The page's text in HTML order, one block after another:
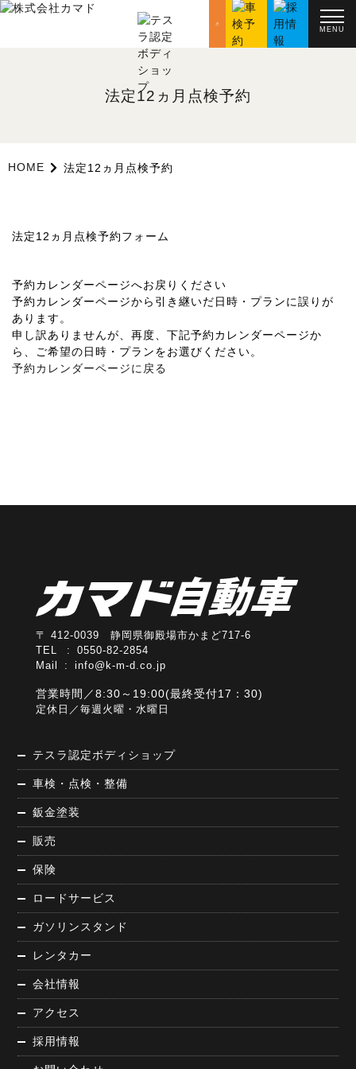
MENU
法定12ヵ月点検予約
HOME 法定12ヵ月点検予約
法定12ヵ月点検予約フォーム
予約カレンダーページへお戻りください
予約カレンダーページから引き継いだ日時・プランに誤りが
あります。
申し訳ありませんが、再度、下記予約カレンダーページか
ら、ご希望の日時・プランをお選びください。
予約カレンダーページに戻る
〒 412-0039 静岡県御殿場市かまど717-6
TEL : 0550-82-2854
Mail : info@k-m-d.co.jp
営業時間／8:30～19:00(最終受付17：30)
定休日／毎週火曜・水曜日
テスラ認定ボディショップ
車検・点検・整備
鈑金塗装
販売
保険
ロードサービス
ガソリンスタンド
レンタカー
会社情報
アクセス
採用情報